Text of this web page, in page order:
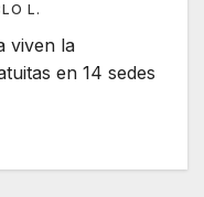
L.
viven la
en 14 sedes